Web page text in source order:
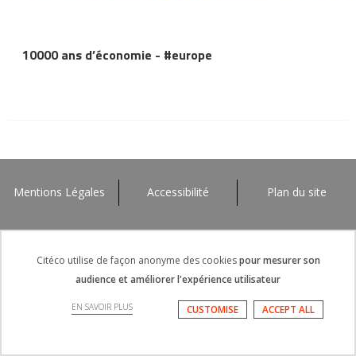
10000 ans d’économie - #europe
Mentions Légales Accessibilité Plan du site
Citéco utilise de façon anonyme des cookiespour mesurer son
audience et améliorer l'expérience utilisateur
EN SAVOIR PLUS ACCEPT ALL
CUSTOMISE